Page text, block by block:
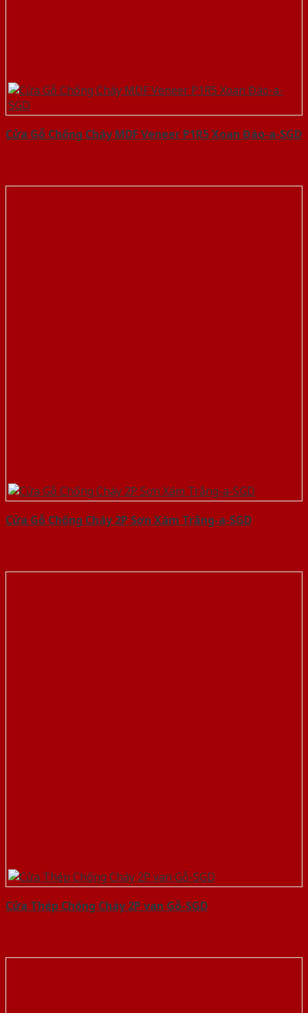
Cửa Gỗ Chống Cháy MDF Veneer P1R5 Xoan Đào-a-SGD
Cửa Gỗ Chống Cháy 2P Sơn Xám Trắng-a-SGD
Cửa Thép Chống Cháy 2P van Gỗ-SGD